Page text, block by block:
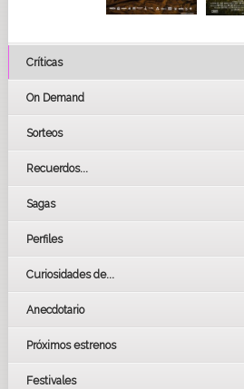
Críticas
On Demand
Sorteos
Recuerdos...
Sagas
Perfiles
Curiosidades de...
Anecdotario
Próximos estrenos
Festivales